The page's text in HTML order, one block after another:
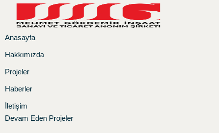
Anasayfa
Hakkımızda
Projeler
Haberler
İletişim
Devam Eden Projeler